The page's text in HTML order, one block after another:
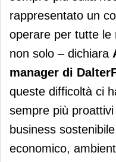
rappresentato un
operare per tutte le
non solo – dichiara
manager di
queste difficoltà ci
sempre più
business
economico,